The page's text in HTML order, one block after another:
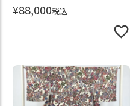
¥88,000税込